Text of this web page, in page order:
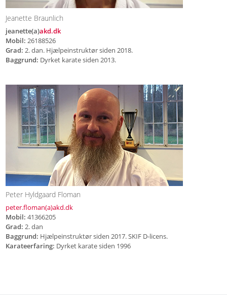
Jeanette Braunlich
jeanette(a)akd.dk
Mobil: 26188526
Grad: 2. dan. Hjælpeinstruktør siden 2018.
Baggrund: Dyrket karate siden 2013.
Peter Hyldgaard Floman
peter.floman(a)akd.dk
Mobil: 41366205
Grad: 2. dan
Baggrund: Hjælpeinstruktør siden 2017. SKIF D-licens.
Karateerfaring: Dyrket karate siden 1996